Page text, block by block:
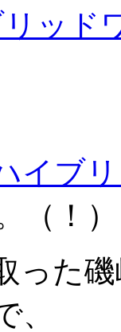
ッド
イブ
（！）
った
、